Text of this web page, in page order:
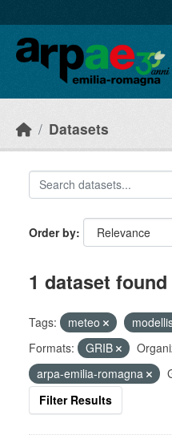
Datasets
Order by
1 dataset found
Tags: meteo
Formats:
GRIB
arpa-emilia-romagna
Filter Results